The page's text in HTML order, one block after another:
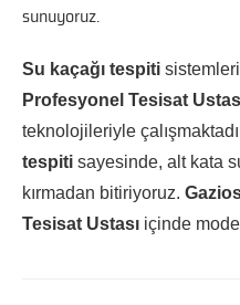
sunuyoruz.
Su kaçağı tespiti
Profesyonel Tesisat
teknolojileriyle
tespiti sayesinde, alt kata
kırmadan bitiriyoruz.
Tesisat Ustası içinde